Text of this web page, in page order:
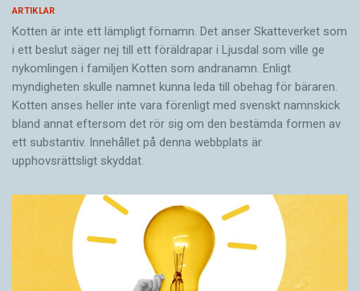
ARTIKLAR
Kotten är inte ett lämpligt förnamn. Det anser Skatte­verket som
i ett beslut säger nej till ett föräldra­par i Ljusdal som ville ge
nykomlingen i familjen Kotten som andranamn. Enligt
myndigheten skulle namnet kunna leda till obehag för bäraren.
Kotten anses heller inte vara förenligt med svenskt namnskick
bland annat eftersom det rör sig om den bestämda formen av
ett substantiv. Innehållet på denna webbplats är
upphovsrättsligt skyddat.